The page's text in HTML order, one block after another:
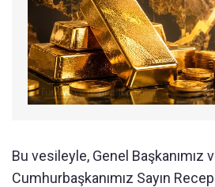
Bu vesileyle, Genel Başkanımız
Cumhurbaşkanımız Sayın